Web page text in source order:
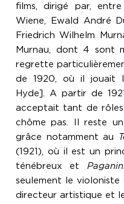
films, dirigé par,
Wiene, Ewald André
Friedrich Wilhelm
Murnau, dont 4 sont
regrette
de 1920, où il jouait
Hyde]. A partir de
acceptait tant de rôles
chôme pas. Il reste
grâce notamment au
(1921), où il est un
ténébreux et
seulement le violoniste
directeur artistique et